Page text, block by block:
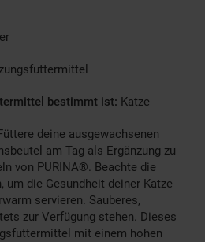
bestimmt ist: Katze
Füttere deine ausgewachsenen
am Tag als Ergänzung zu
von PURINA®. Beachte die
um die Gesundheit deiner Katze
servieren. Sauberes,
zur Verfügung stehen. Dieses
mit einem hohen